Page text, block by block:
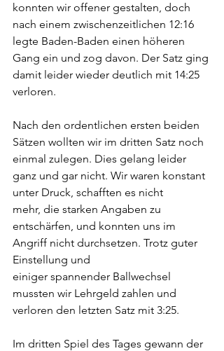
konnten wir offener gestalten, doch
nach einem zwischenzeitlichen 12:16
legte Baden-Baden einen höheren
Gang ein und zog davon. Der Satz ging
damit leider wieder deutlich mit 14:25
verloren.
Nach den ordentlichen ersten beiden
Sätzen wollten wir im dritten Satz noch
einmal zulegen. Dies gelang leider
ganz und gar nicht. Wir waren konstant
unter Druck, schafften es nicht
mehr, die starken Angaben zu
entschärfen, und konnten uns im
Angriff nicht durchsetzen. Trotz guter
Einstellung und
einiger spannender Ballwechsel
mussten wir Lehrgeld zahlen und
verloren den letzten Satz mit 3:25.
Im dritten Spiel des Tages gewann der